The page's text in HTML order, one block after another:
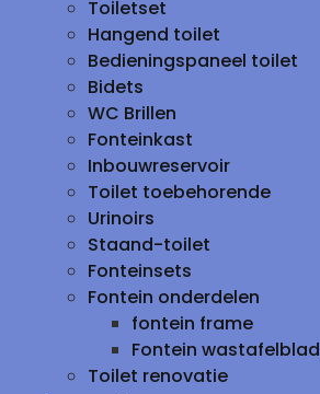
Toiletset
Hangend toilet
Bedieningspaneel toilet
Bidets
WC Brillen
Fonteinkast
Inbouwreservoir
Toilet toebehorende
Urinoirs
Staand-toilet
Fonteinsets
Fontein onderdelen
fontein frame
Fontein wastafelblad
Toilet renovatie